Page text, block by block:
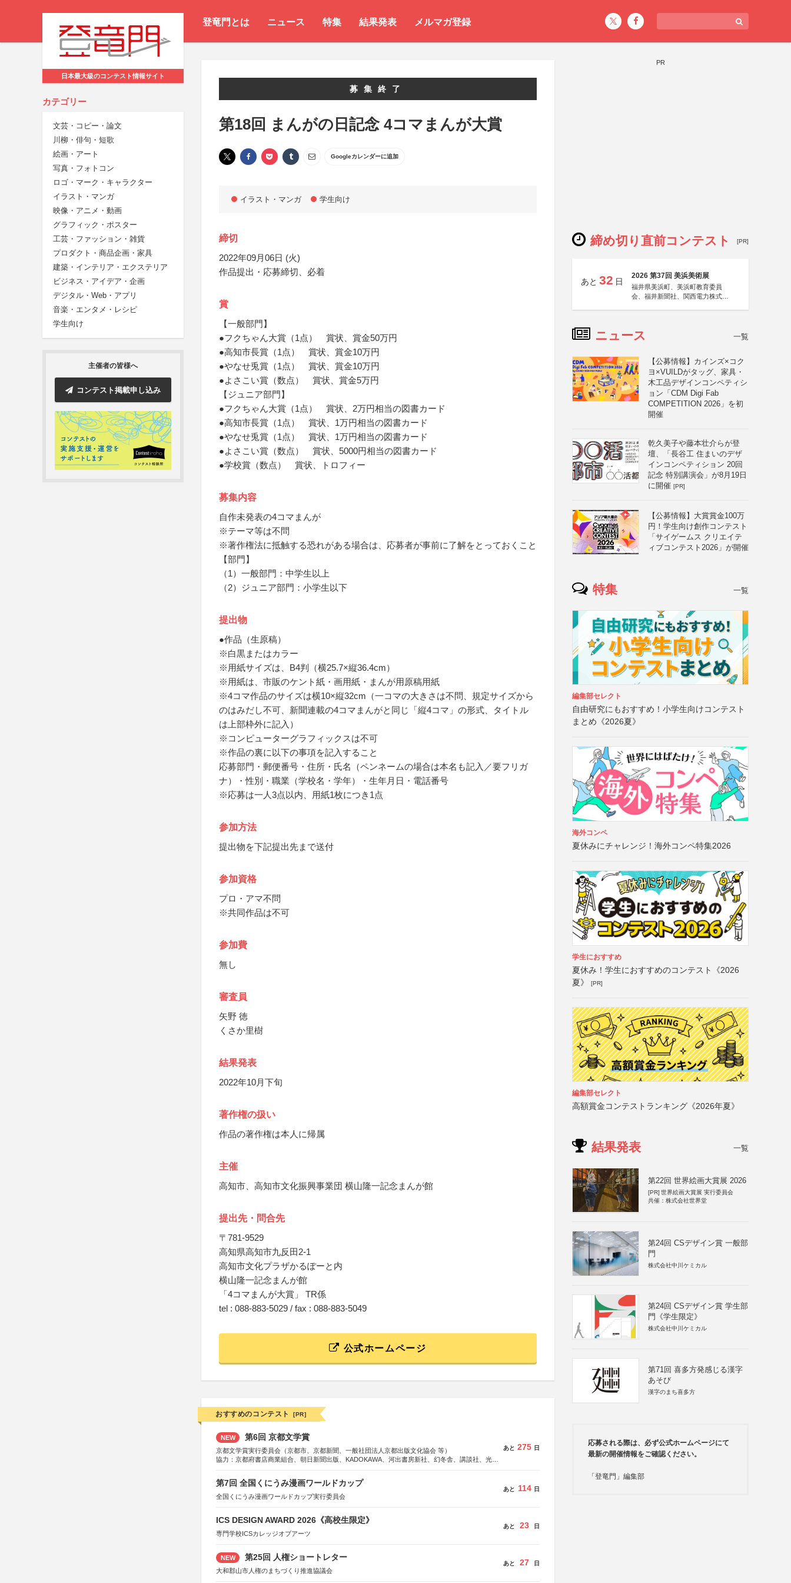
登竜門とは ニュース 特集 結果発表 メルマガ登録
日本最大級のコンテスト情報サイト
カテゴリー
文芸・コピー・論文
川柳・俳句・短歌
絵画・アート
写真・フォトコン
ロゴ・マーク・キャラクター
イラスト・マンガ
映像・アニメ・動画
グラフィック・ポスター
工芸・ファッション・雑貨
プロダクト・商品企画・家具
建築・インテリア・エクステリア
ビジネス・アイデア・企画
デジタル・Web・アプリ
音楽・エンタメ・レシピ
学生向け
主催者の皆様へ
コンテスト掲載申し込み
募集終了
第18回 まんがの日記念 4コマまんが大賞
Googleカレンダーに追加
イラスト・マンガ 学生向け
締切
2022年09月06日 (火)
作品提出・応募締切、必着
賞
【一般部門】
●フクちゃん大賞（1点） 賞状、賞金50万円
●高知市長賞（1点） 賞状、賞金10万円
●やなせ兎賞（1点） 賞状、賞金10万円
●よさこい賞（数点） 賞状、賞金5万円
【ジュニア部門】
●フクちゃん大賞（1点） 賞状、2万円相当の図書カード
●高知市長賞（1点） 賞状、1万円相当の図書カード
●やなせ兎賞（1点） 賞状、1万円相当の図書カード
●よさこい賞（数点） 賞状、5000円相当の図書カード
●学校賞（数点） 賞状、トロフィー
募集内容
自作未発表の4コマまんが
※テーマ等は不問
※著作権法に抵触する恐れがある場合は、応募者が事前に了解をとっておくこと
【部門】
（1）一般部門：中学生以上
（2）ジュニア部門：小学生以下
提出物
●作品（生原稿）
※白黒またはカラー
※用紙サイズは、B4判（横25.7×縦36.4cm）
※用紙は、市販のケント紙・画用紙・まんが用原稿用紙
※4コマ作品のサイズは横10×縦32cm（一コマの大きさは不問、規定サイズから
のはみだし不可、新聞連載の4コマまんがと同じ「縦4コマ」の形式、タイトル
は上部枠外に記入）
※コンピューターグラフィックスは不可
※作品の裏に以下の事項を記入すること
応募部門・郵便番号・住所・氏名（ペンネームの場合は本名も記入／要フリガ
ナ）・性別・職業（学校名・学年）・生年月日・電話番号
※応募は一人3点以内、用紙1枚につき1点
参加方法
提出物を下記提出先まで送付
参加資格
プロ・アマ不問
※共同作品は不可
参加費
無し
審査員
矢野 徳
くさか里樹
結果発表
2022年10月下旬
著作権の扱い
作品の著作権は本人に帰属
主催
高知市、高知市文化振興事業団 横山隆一記念まんが館
提出先・問合先
〒781-9529
高知県高知市九反田2-1
高知市文化プラザかるぽーと内
横山隆一記念まんが館
「4コマまんが大賞」 TR係
tel : 088-883-5029 / fax : 088-883-5049
公式ホームページ
おすすめのコンテスト [PR]
NEW 第6回 京都文学賞
京都文学賞実行委員会（京都市、京都新聞、一般社団法人京都出版文化協会 等）
協力：京都府書店商業組合、朝日新聞出版、KADOKAWA、河出書房新社、幻冬舎、講談社、光文
研究所、双葉社、文藝春秋、ポプラ社、毎日新聞出版
あと 275 日
第7回 全国くにうみ漫画ワールドカップ
全国くにうみ漫画ワールドカップ実行委員会
あと 114 日
ICS DESIGN AWARD 2026《高校生限定》
専門学校ICSカレッジオブアーツ
あと 23 日
NEW 第25回 人権ショートレター
大和郡山市人権のまちづくり推進協議会
あと 27 日
PR
締め切り直前コンテスト [PR]
あと 32 日
2026 第37回 美浜美術展
福井県美浜町、美浜町教育委員
会、福井新聞社、関西電力株式会
ニュース 一覧
【公募情報】カインズ×コク
ヨ×VUILDがタッグ、家具・
木工品デザインコンペティシ
ョン「CDM Digi Fab
COMPETITION 2026」を初
開催
乾久美子や藤本壮介らが登
壇、「長谷工 住まいのデザ
インコンペティション 20回
記念 特別講演会」が8月19日
に開催 [PR]
【公募情報】大賞賞金100万
円！学生向け創作コンテスト
「サイゲームス クリエイテ
ィブコンテスト2026」が開催
特集 一覧
編集部セレクト
自由研究にもおすすめ！小学生向けコンテスト
まとめ《2026夏》
海外コンペ
夏休みにチャレンジ！海外コンペ特集2026
学生におすすめ
夏休み！学生におすすめのコンテスト《2026
夏》
[PR]
編集部セレクト
高額賞金コンテストランキング《2026年夏》
結果発表 一覧
第22回 世界絵画大賞展 2026
[PR] 世界絵画大賞展 実行委員会
共催：株式会社世界堂
第24回 CSデザイン賞 一般部
門
株式会社中川ケミカル
第24回 CSデザイン賞 学生部
門《学生限定》
株式会社中川ケミカル
第71回 喜多方発感じる漢字
あそび
漢字のまち喜多方
応募される際は、必ず公式ホームページにて
最新の開催情報をご確認ください。
「登竜門」編集部